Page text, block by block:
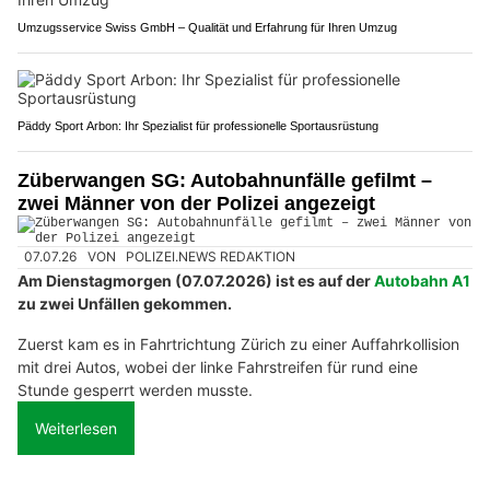
Umzugsservice Swiss GmbH – Qualität und Erfahrung für Ihren Umzug
Päddy Sport Arbon: Ihr Spezialist für professionelle Sportausrüstung
Züberwangen SG: Autobahnunfälle gefilmt –
zwei Männer von der Polizei angezeigt
07.07.26 VON POLIZEI.NEWS REDAKTION
Am Dienstagmorgen (07.07.2026) ist es auf derAutobahn A1
zu zwei Unfällen gekommen.
Zuerst kam es in Fahrtrichtung Zürich zu einer Auffahrkollision
mit drei Autos, wobei der linke Fahrstreifen für rund eine
Stunde gesperrt werden musste.
Weiterlesen